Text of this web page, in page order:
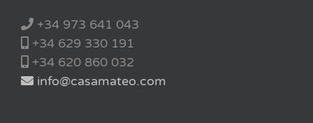
+34 973 641 043
+34 629 330 191
+34 620 860 032
info@casamateo.com